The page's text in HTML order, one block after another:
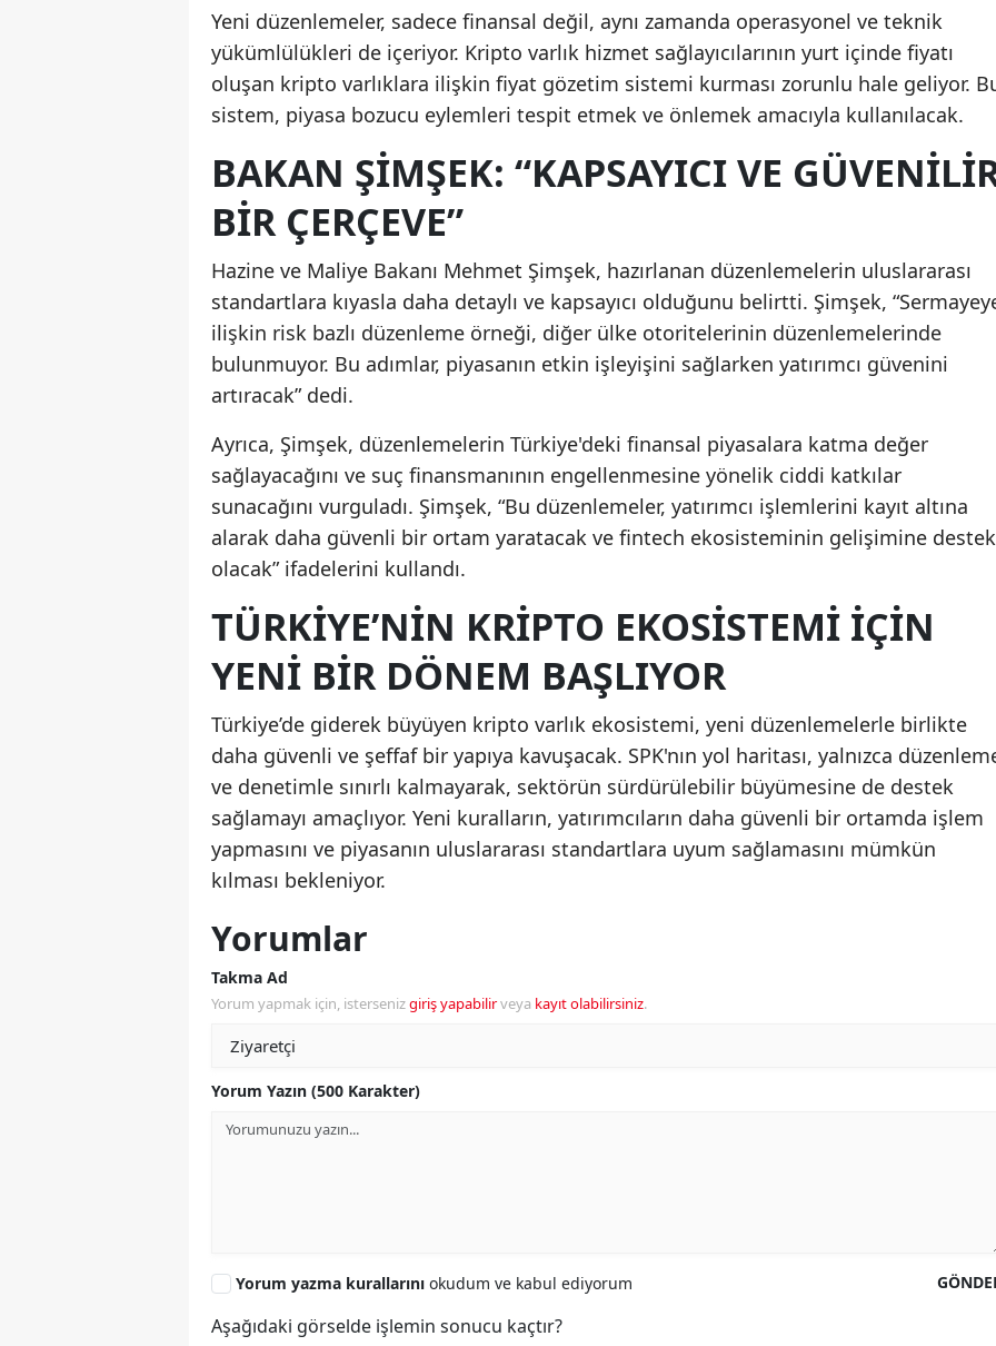
Yeni düzenlemeler, sadece finansal değil, aynı zamanda operasyonel ve teknik
yükümlülükleri de içeriyor. Kripto varlık hizmet sağlayıcılarının yurt içinde fiyatı
oluşan kripto varlıklara ilişkin fiyat gözetim sistemi kurması zorunlu hale geliyor.
sistem, piyasa bozucu eylemleri tespit etmek ve önlemek amacıyla kullanılacak.
BAKAN ŞIMŞEK: “KAPSAYICI VE
BIR ÇERÇEVE”
Hazine ve Maliye Bakanı Mehmet Şimşek, hazırlanan düzenlemelerin uluslararası
standartlara kıyasla daha detaylı ve kapsayıcı olduğunu belirtti. Şimşek,
ilişkin risk bazlı düzenleme örneği, diğer ülke otoritelerinin düzenlemelerinde
bulunmuyor. Bu adımlar, piyasanın etkin işleyişini sağlarken yatırımcı güvenini
artıracak” dedi.
Ayrıca, Şimşek, düzenlemelerin Türkiye'deki finansal piyasalara katma değer
sağlayacağını ve suç finansmanının engellenmesine yönelik ciddi katkılar
sunacağını vurguladı. Şimşek, “Bu düzenlemeler, yatırımcı işlemlerini kayıt altına
alarak daha güvenli bir ortam yaratacak ve fintech ekosisteminin gelişimine destek
olacak” ifadelerini kullandı.
TÜRKIYE’NIN KRIPTO EKOSISTEMI İÇIN
YENI BIR DÖNEM BAŞLIYOR
Türkiye’de giderek büyüyen kripto varlık ekosistemi, yeni düzenlemelerle birlikte
daha güvenli ve şeffaf bir yapıya kavuşacak. SPK'nın yol haritası, yalnızca
ve denetimle sınırlı kalmayarak, sektörün sürdürülebilir büyümesine de destek
sağlamayı amaçlıyor. Yeni kuralların, yatırımcıların daha güvenli bir ortamda işlem
yapmasını ve piyasanın uluslararası standartlara uyum sağlamasını mümkün
kılması bekleniyor.
Yorumlar
Takma Ad
Yorum yapmak için, istersenizgiriş yapabilirveya kayıt olabilirsiniz.
Yorum Yazın (500 Karakter)
Yorum yazma kurallarını okudum ve kabul ediyorum
Aşağıdaki görselde işlemin sonucu kaçtır?